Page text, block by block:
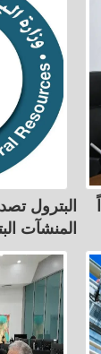
البترول
المنشآت